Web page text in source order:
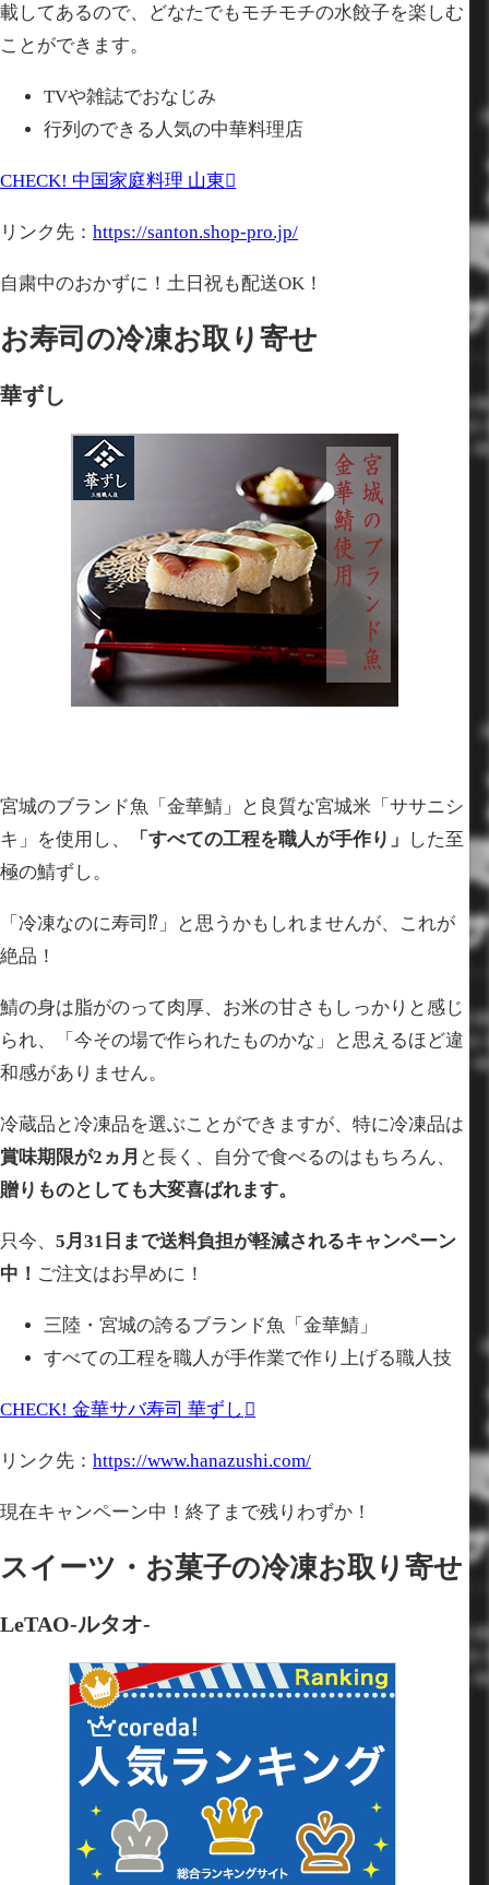
載してあるので、どなたでもモチモチの水餃子を楽しむ
ことができます。
TVや雑誌でおなじみ
行列のできる人気の中華料理店
CHECK! 中国家庭料理 山東
リンク先： https://santon.shop-pro.jp/
自粛中のおかずに！土日祝も配送OK！
お寿司の冷凍お取り寄せ
華ずし
宮城のブランド魚「金華鯖」と良質な宮城米「ササニシ
キ」を使用し、
「すべての工程を職人が手作り」
した至
極の鯖ずし。
「冷凍なのに寿司⁉」と思うかもしれませんが、これが
絶品！
鯖の身は脂がのって肉厚、お米の甘さもしっかりと感じ
られ、「今その場で作られたものかな」と思えるほど違
和感がありません。
冷蔵品と冷凍品を選ぶことができますが、特に冷凍品は
賞味期限が2ヵ月 と長く、自分で食べるのはもちろん、
贈りものとしても大変喜ばれます。
只今、 5月31日まで送料負担が軽減されるキャンペーン
中！ ご注文はお早めに！
三陸・宮城の誇るブランド魚「金華鯖」
すべての工程を職人が手作業で作り上げる職人技
CHECK! 金華サバ寿司 華ずし
リンク先： https://www.hanazushi.com/
現在キャンペーン中！終了まで残りわずか！
スイーツ・お菓子の冷凍お取り寄せ
LeTAO-ルタオ-